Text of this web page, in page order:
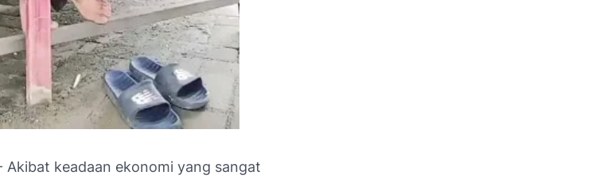
Akibat keadaan ekonomi yang sangat